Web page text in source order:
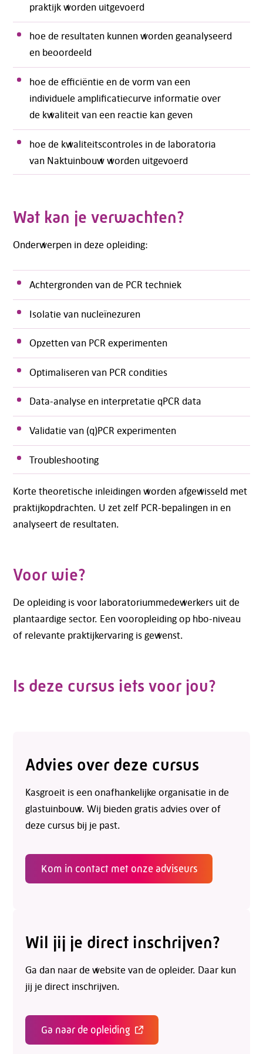
Telefoon:
088 - 329 20 70
E-mail:
Contactformulier
praktijk worden uitgevoerd
hoe de resultaten kunnen worden geanalyseerd
en beoordeeld
hoe de efficiëntie en de vorm van een
individuele amplificatiecurve informatie over
de kwaliteit van een reactie kan geven
hoe de kwaliteitscontroles in de laboratoria
van Naktuinbouw worden uitgevoerd
Wat kan je verwachten?
Onderwerpen in deze opleiding:
Achtergronden van de PCR techniek
Isolatie van nucleïnezuren
Opzetten van PCR experimenten
Optimaliseren van PCR condities
Data-analyse en interpretatie qPCR data
Validatie van (q)PCR experimenten
Troubleshooting
Korte theoretische inleidingen worden afgewisseld met
praktijkopdrachten. U zet zelf PCR-bepalingen in en
analyseert de resultaten.
Voor wie?
De opleiding is voor laboratoriummedewerkers uit de
plantaardige sector. Een vooropleiding op hbo-niveau
of relevante praktijkervaring is gewenst.
Is deze cursus iets voor jou?
Advies over deze cursus
Kasgroeit is een onafhankelijke organisatie in de
glastuinbouw. Wij bieden gratis advies over of
deze cursus bij je past.
Kom in contact met onze adviseurs
Wil jij je direct inschrijven?
Ga dan naar de website van de opleider. Daar kun
jij je direct inschrijven.
Ga naar de opleiding